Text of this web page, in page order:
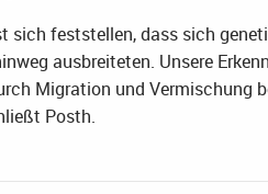
sich feststellen, dass sich
ausbreiteten. Unsere
Migration und Vermischung
Posth.